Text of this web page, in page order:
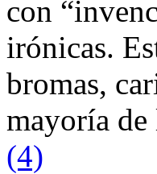
con
irónicas.
bromas,
mayoría
(4)